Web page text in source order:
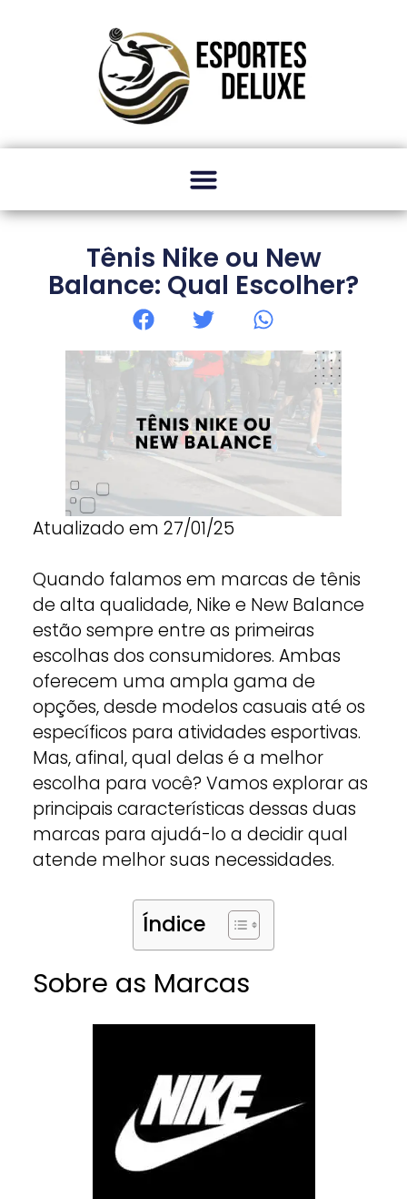
Tênis Nike ou New
Balance: Qual Escolher?
Atualizado em 27/01/25
Quando falamos em marcas de tênis
de alta qualidade, Nike e New Balance
estão sempre entre as primeiras
escolhas dos consumidores. Ambas
oferecem uma ampla gama de
opções, desde modelos casuais até os
específicos para atividades esportivas.
Mas, afinal, qual delas é a melhor
escolha para você? Vamos explorar as
principais características dessas duas
marcas para ajudá-lo a decidir qual
atende melhor suas necessidades.
Índice
Sobre as Marcas